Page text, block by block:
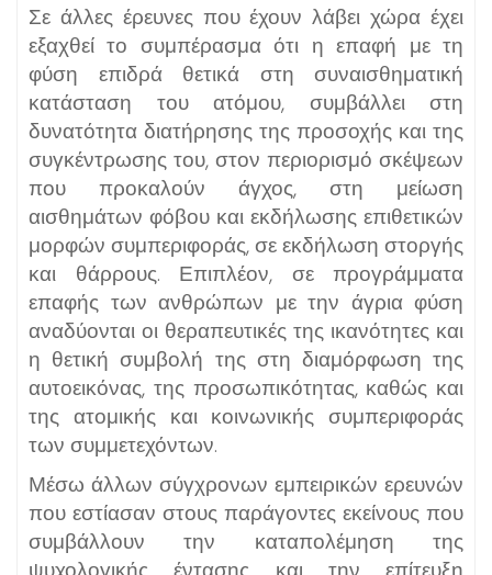
Σε άλλες έρευνες που έχουν λάβει χώρα έχει
εξαχθεί το συμπέρασμα ότι η επαφή με τη
φύση επιδρά θετικά στη συναισθηματική
κατάσταση του ατόμου, συμβάλλει στη
δυνατότητα διατήρησης της προσοχής και της
συγκέντρωσης του, στον περιορισμό σκέψεων
που προκαλούν άγχος, στη μείωση
αισθημάτων φόβου και εκδήλωσης επιθετικών
μορφών συμπεριφοράς, σε εκδήλωση στοργής
και θάρρους. Επιπλέον, σε προγράμματα
επαφής των ανθρώπων με την άγρια φύση
αναδύονται οι θεραπευτικές της ικανότητες και
η θετική συμβολή της στη διαμόρφωση της
αυτοεικόνας, της προσωπικότητας, καθώς και
της ατομικής και κοινωνικής συμπεριφοράς
των συμμετεχόντων.
Μέσω άλλων σύγχρονων εμπειρικών ερευνών
που εστίασαν στους παράγοντες εκείνους που
συμβάλλουν την καταπολέμηση της